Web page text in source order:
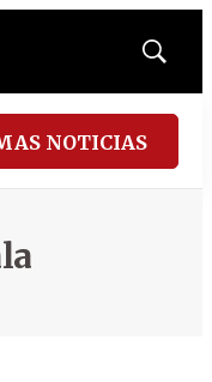
Mostrar
NOTICIAS